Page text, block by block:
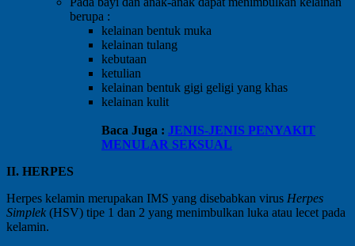
berupa :
kelainan bentuk muka
kelainan tulang
kebutaan
ketulian
kelainan bentuk gigi geligi yang khas
kelainan kulit
Baca Juga : JENIS-JENIS PENYAKIT
MENULAR SEKSUAL
II. HERPES
Herpes kelamin merupakan IMS yang disebabkan virus Herpes
Simplek (HSV) tipe 1 dan 2 yang menimbulkan luka atau lecet pada
kelamin.